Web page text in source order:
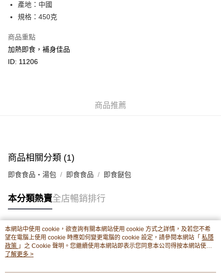
BoC Pay
相關說明
轉數快識別碼(FPS ID)：4042362 中國銀行戶口：012-875-1-240680-7 匯
豐銀行戶口：652-589300-838 收款人：PREMIER FOOD LTD 請於24小時
送貨方式
每筆HK$80.00，滿HK$380.00或以上免運費
滿$380免運費 - 送貨到家(3-5個工作天內送達)
每筆HK$80.00，滿HK$380.00或以上免運費
產地：中國
規格：450克
商品重點
加熱即食，補身佳品
ID: 11206
商品推薦
商品相關分類 (1)
即食食品・湯包 即食食品 即食餸包
本分類熱賣全店暢銷排行
熱門標籤
熱銷排行
本網站中使用 cookie，欲查詢有關本網站使用 cookie 方式之詳情，及若您不希
望在電腦上使用 cookie 時應如何變更電腦的 cookie 設定，請參閱本網站「 私隱
政策 」之 Cookie 聲明。您繼續使用本網站即表示您同意本公司得按本網站使用
條款之 Cookie 聲明使用 cookie。
了解更多 >